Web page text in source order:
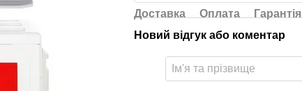
Доставка Оплата
Гарантія
Новий відгук або коментар